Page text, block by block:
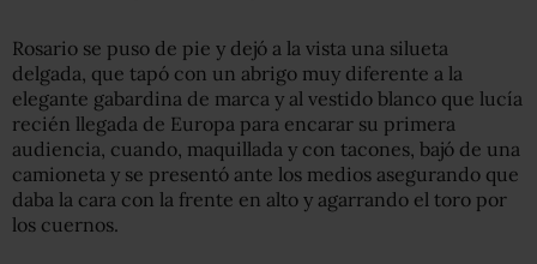
Rosario se puso de pie y dejó a la vista una silueta
delgada, que tapó con un abrigo muy diferente a la
elegante gabardina de marca y al vestido blanco que lucía
recién llegada de Europa para encarar su primera
audiencia, cuando, maquillada y con tacones, bajó de una
camioneta y se presentó ante los medios asegurando que
daba la cara con la frente en alto y agarrando el toro por
los cuernos.